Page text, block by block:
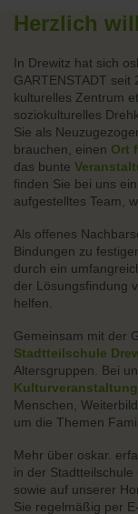
Herzlich
In Drewitz hat sich
GARTENSTADT
kulturelles Zentrum
soziokulturelles
Sie als
brauchen, einen Ort
das bunte
finden Sie bei uns
aufgestelltes Team,
Als offenes
Bindungen zu
durch ein
der Lösungsfindung
helfen.
Gemeinsam mit der
Stadtteilschule
Altersgruppen. Bei
Menschen,
um die Themen
Mehr über oskar.
in der
sowie auf unserer
Sie regelmäßig per